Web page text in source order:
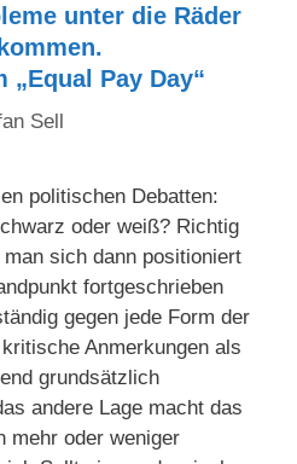
unter die Räder
„Equal Pay Day“
Sell
politischen Debatten:
oder weiß? Richtig
sich dann positioniert
fortgeschrieben
gegen jede Form der
Anmerkungen als
grundsätzlich
andere Lage macht das
mehr oder weniger